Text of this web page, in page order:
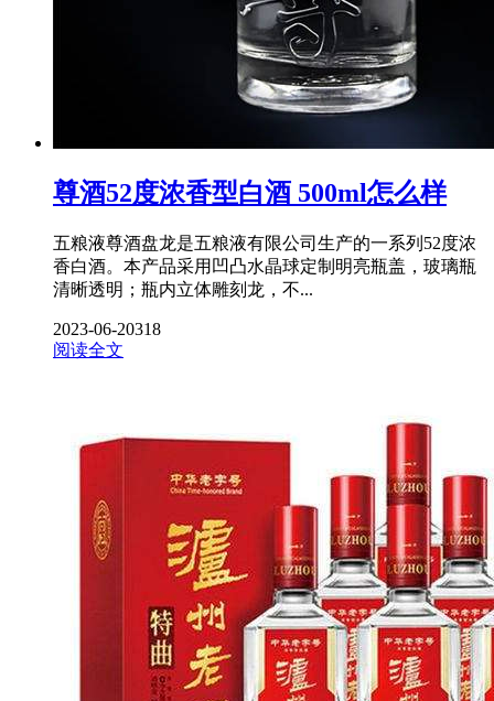
尊酒52度浓香型白酒 500ml怎么样
五粮液尊酒盘龙是五粮液有限公司生产的一系列52度浓
香白酒。本产品采用凹凸水晶球定制明亮瓶盖，玻璃瓶
清晰透明；瓶内立体雕刻龙，不...
2023-06-20318
阅读全文